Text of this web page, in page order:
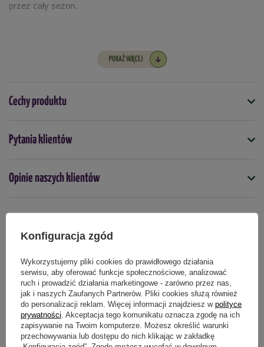
przez cały sezon.
Mrozoodporność -
Sadzonka sprzedawana jest w doniczce C2 o pojemności 2
Paczka z roślinami wysyłana jest bezpośrednio ze szkółki,
dlatego może przyjść w innym terminie niż pozostałe
zamówione produkty.
POKAŻ WIĘCEJ
Cechy produktu
Symbol
5904826821854
120
Mrozoodporność
tak
Termin sadzenia
wiosna jesień
Pytania klientów
Opinie naszych klientów
Produkty powiązane
Konfiguracja zgód
Wykorzystujemy pliki cookies do prawidłowego działania
serwisu, aby oferować funkcje społecznościowe, analizować
ruch i prowadzić działania marketingowe - zarówno przez nas,
jak i naszych Zaufanych Partnerów. Pliki cookies służą również
do personalizacji reklam. Więcej informacji znajdziesz w polityce
prywatności . Akceptacja tego komunikatu oznacza zgodę na ich
zapisywanie na Twoim komputerze. Możesz określić warunki
przechowywania lub dostępu do nich klikając w zakładkę